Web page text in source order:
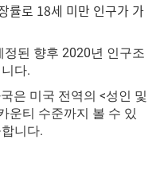
률로 18세 미만 인구가 가
된 향후 2020년 인구조
다.
은 미국 전역의 <성인 및
운티 수준까지 볼 수 있
니다.